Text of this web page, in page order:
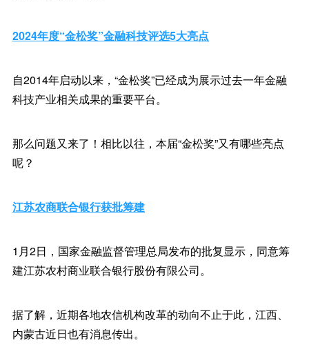
2024年度“金松奖”金融科技评选5大亮点
自2014年启动以来，“金松奖”已经成为展示过去一年金融
科技产业相关成果的重要平台。
那么问题又来了！相比以往，本届“金松奖”又有哪些亮点
呢？
江苏农商联合银行获批筹建
1月2日，国家金融监督管理总局发布的批复显示，同意筹
建江苏农村商业联合银行股份有限公司。
据了解，近期各地农信机构改革的动向不止于此，江西、
内蒙古近日也有消息传出。